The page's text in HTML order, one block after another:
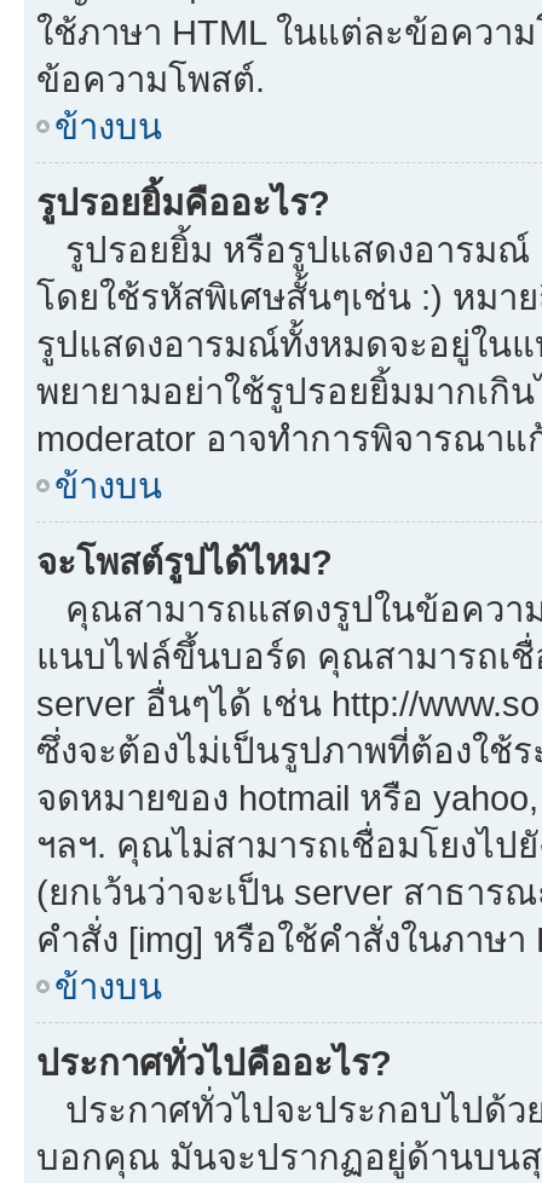
ใช้ภาษา HTML ในแต่ละข้อคว
ข้อความโพสต์.
ข้างบน
รูปรอยยิ้มคืออะไร?
รูปรอยยิ้ม หรือรูปแสดงอารมณ์
โดยใช้รหัสพิเศษสั้นๆเช่น :) หมา
รูปแสดงอารมณ์ทั้งหมดจะอยู่ใน
พยายามอย่าใช้รูปรอยยิ้มมากเกิ
moderator อาจทำการพิจารณา
ข้างบน
จะโพสต์รูปได้ไหม?
คุณสามารถแสดงรูปในข้อควา
แนบไฟล์ขึ้นบอร์ด คุณสามารถเชื่
server อื่นๆได้ เช่น http://
ซึ่งจะต้องไม่เป็นรูปภาพที่ต้องใช้
จดหมายของ hotmail หรือ
ฯลฯ. คุณไม่สามารถเชื่อมโยงไป
(ยกเว้นว่าจะเป็น server สาธาร
คำสั่ง [img] หรือใช้คำสั่งในภาษ
ข้างบน
ประกาศทั่วไปคืออะไร?
ประกาศทั่วไปจะประกอบไปด้
บอกคุณ มันจะปรากฏอยู่ด้านบน